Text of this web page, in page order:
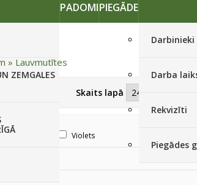
ZEMGALES
PADOMIPIEGĀDE
Darbinieki
Darba
Rekvizīti
Piegādes
» Lauvmutītes
Skaits lapā
Violets